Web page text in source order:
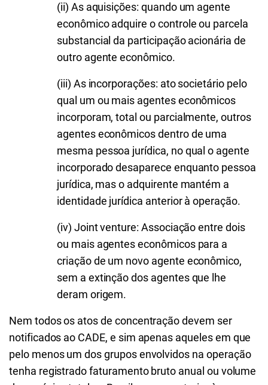
(ii) As aquisições: quando um agente
econômico adquire o controle ou parcela
substancial da participação acionária de
outro agente econômico.
(iii) As incorporações: ato societário pelo
qual um ou mais agentes econômicos
incorporam, total ou parcialmente, outros
agentes econômicos dentro de uma
mesma pessoa jurídica, no qual o agente
incorporado desaparece enquanto pessoa
jurídica, mas o adquirente mantém a
identidade jurídica anterior à operação.
(iv) Joint venture: Associação entre dois
ou mais agentes econômicos para a
criação de um novo agente econômico,
sem a extinção dos agentes que lhe
deram origem.
Nem todos os atos de concentração devem ser
notificados ao CADE, e sim apenas aqueles em que
pelo menos um dos grupos envolvidos na operação
tenha registrado faturamento bruto anual ou volume